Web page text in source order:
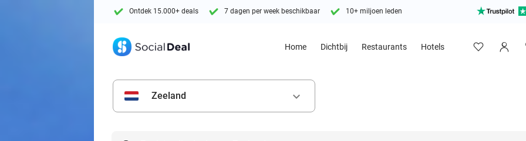
Ontdek 15.000+ deals 7 dagen per week beschikbaar 10+ miljoen leden
Home Dichtbij Restaurants Hotels
Zeeland keyboard_arrow_down